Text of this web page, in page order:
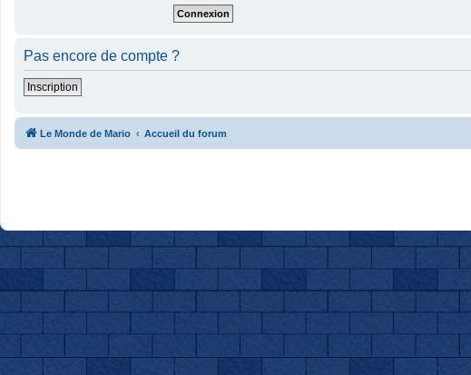
Pas encore de compte ?
Inscription
Le Monde de Mario Accueil du forum